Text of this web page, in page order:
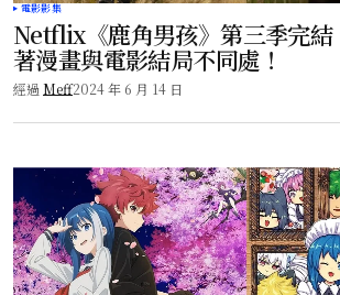
電影影集
Netflix《鹿角男孩》第三季完結
著漫畫與電影結局不同處！
經過 Meff2024 年 6 月 14 日